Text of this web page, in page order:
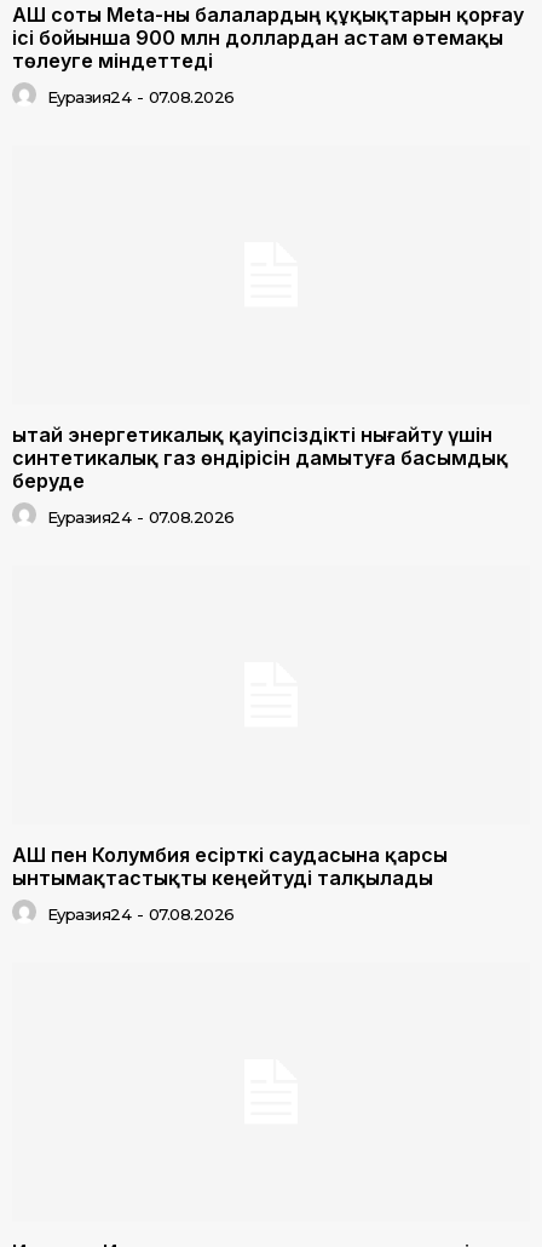
АҚШ соты Meta-ны балалардың құқықтарын қорғау
ісі бойынша 900 млн доллардан астам өтемақы
төлеуге міндеттеді
Еуразия24 - 07.08.2026
Қытай энергетикалық қауіпсіздікті нығайту үшін
синтетикалық газ өндірісін дамытуға басымдық
беруде
Еуразия24 - 07.08.2026
АҚШ пен Колумбия есірткі саудасына қарсы
ынтымақтастықты кеңейтуді талқылады
Еуразия24 - 07.08.2026